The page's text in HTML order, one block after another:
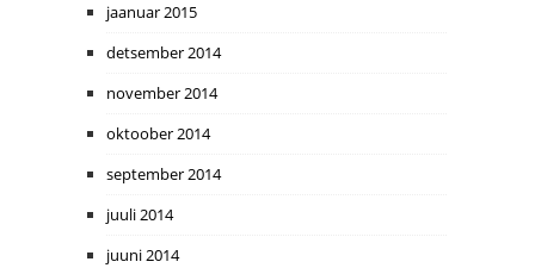
jaanuar 2015
detsember 2014
november 2014
oktoober 2014
september 2014
juuli 2014
juuni 2014